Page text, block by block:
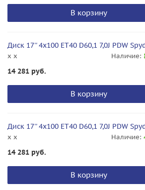
В корзину
Диск 17'' 4x100 ET40 D60,1 7,0J PDW
x x Наличие:
14 281 руб.
В корзину
Диск 17'' 4x100 ET40 D60,1 7,0J PDW
x x Наличие:
14 281 руб.
В корзину